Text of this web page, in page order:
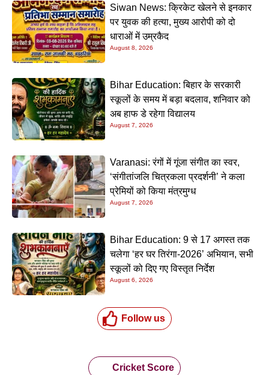
Siwan News: क्रिकेट खेलने से इनकार
पर युवक की हत्या, मुख्य आरोपी को दो
धाराओं में उम्रकैद
August 8, 2026
Bihar Education: बिहार के सरकारी
स्कूलों के समय में बड़ा बदलाव, शनिवार को
अब हाफ डे रहेगा विद्यालय
August 7, 2026
Varanasi: रंगों में गूंजा संगीत का स्वर,
‘संगीतांजलि चित्रकला प्रदर्शनी’ ने कला
प्रेमियों को किया मंत्रमुग्ध
August 7, 2026
Bihar Education: 9 से 17 अगस्त तक
चलेगा ‘हर घर तिरंगा-2026’ अभियान, सभी
स्कूलों को दिए गए विस्तृत निर्देश
August 6, 2026
Follow us
Cricket Score